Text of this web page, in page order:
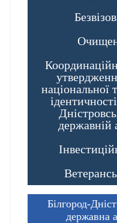
національної
державній
Білгород-
державна